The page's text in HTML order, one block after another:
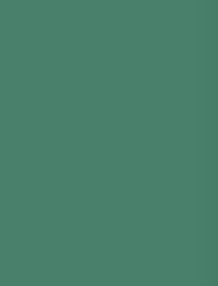
arenos bei
pasirinkti aikštelę,
tinkamų varžovų
yra draugiška ir